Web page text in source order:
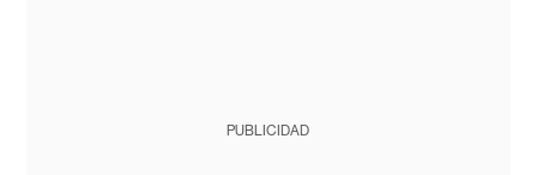
PUBLICIDAD